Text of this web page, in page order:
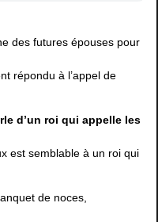
des futures épouses pour
répondu à l’appel de
d’un roi qui appelle les
est semblable à un roi qui
de noces,